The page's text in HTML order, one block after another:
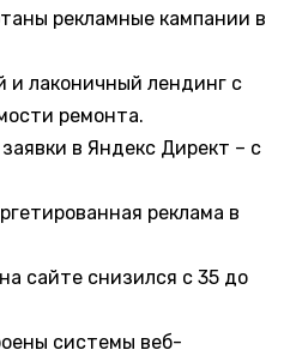
рекламные кампании в
и лаконичный лендинг с
ремонта.
в Яндекс Директ – с
реклама в
сайте снизился с 35 до
системы веб-